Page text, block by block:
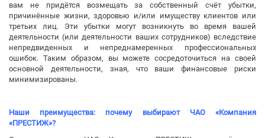
вам не придётся возмещать за собственный счёт убытки,
причинённые жизни, здоровью и/или имуществу клиентов или
третьих лиц. Эти убытки могут возникнуть во время вашей
деятельности (или деятельности ваших сотрудников) вследствие
непредвиденных и непреднамеренных профессиональных
ошибок. Таким образом, вы можете сосредоточиться на своей
основной деятельности, зная, что ваши финансовые риски
минимизированы.
Наши преимущества: почему выбирают ЧАО «Компания
«ПРЕСТИЖ»?